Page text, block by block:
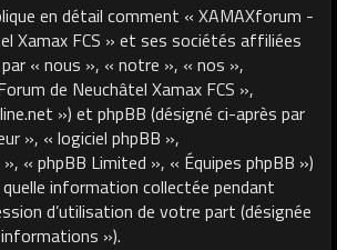
en détail comment « XAMAXforum -
Xamax FCS » et ses sociétés affiliées
« nous », « notre », « nos »,
de Neuchâtel Xamax FCS »,
») et phpBB (désigné ci-après par
», « logiciel phpBB »,
« phpBB Limited », « Équipes phpBB »)
information collectée pendant
d’utilisation de votre part (désignée
»).